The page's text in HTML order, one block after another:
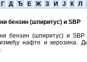
Г Д Ђ Е Ж З И Ј К Л
бензин (шпиритус) и SBP
бензин (шпиритус) и
нафте и керозина.